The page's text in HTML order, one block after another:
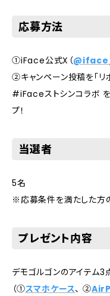
応募方法
①iFace公式X（
②キャンペーン投稿を「リ
#iFaceストシンコラボ
プ！
当選者
5名
※応募条件を満たした方
プレゼント内容
デモゴルゴンのアイテム3
（①スマホケース、 ②